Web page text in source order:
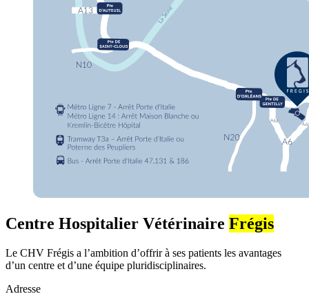
Centre Hospitalier Vétérinaire Frégis
Le CHV Frégis a l’ambition d’offrir à ses patients les avantages
d’un centre et d’une équipe pluridisciplinaires.
Adresse